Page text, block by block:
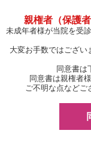
親権者（保護
未成年者様が当院を受
大変お手数ではござい
同意書は
同意書は親権者
ご不明な点などご